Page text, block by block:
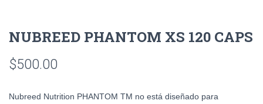
NUBREED PHANTOM XS 120 CAPS
$500.00
Nubreed Nutrition PHANTOM TM no está diseñado para